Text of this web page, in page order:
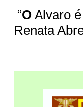
“O Alvaro
Renata